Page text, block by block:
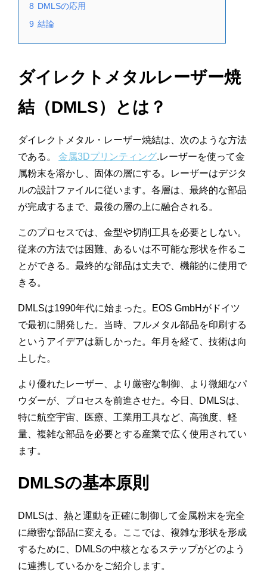
8 DMLSの応用
9 結論
ダイレクトメタルレーザー焼
結（DMLS）とは？
ダイレクトメタル・レーザー焼結は、次のような方法
である。 金属3Dプリンティング.レーザーを使って金
属粉末を溶かし、固体の層にする。レーザーはデジタ
ルの設計ファイルに従います。各層は、最終的な部品
が完成するまで、最後の層の上に融合される。
このプロセスでは、金型や切削工具を必要としない。
従来の方法では困難、あるいは不可能な形状を作るこ
とができる。最終的な部品は丈夫で、機能的に使用で
きる。
DMLSは1990年代に始まった。EOS GmbHがドイツ
で最初に開発した。当時、フルメタル部品を印刷する
というアイデアは新しかった。年月を経て、技術は向
上した。
より優れたレーザー、より厳密な制御、より微細なパ
ウダーが、プロセスを前進させた。今日、DMLSは、
特に航空宇宙、医療、工業用工具など、高強度、軽
量、複雑な部品を必要とする産業で広く使用されてい
ます。
DMLSの基本原則
DMLSは、熱と運動を正確に制御して金属粉末を完全
に緻密な部品に変える。ここでは、複雑な形状を形成
するために、DMLSの中核となるステップがどのよう
に連携しているかをご紹介します。